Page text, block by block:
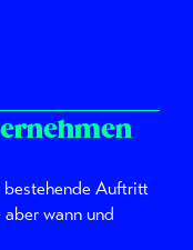
bestehende Auftritt
wann und